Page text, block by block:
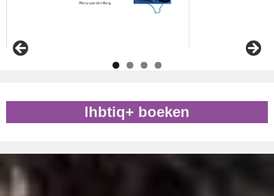
lhbtiq+ boeken